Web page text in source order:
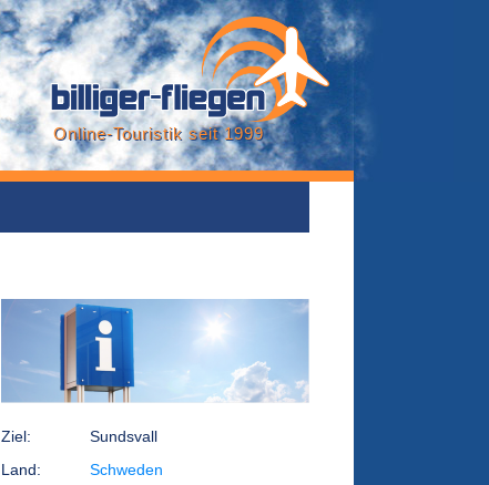
Online-Touristik seit 1999
Ziel:
Land:
Sundsvall
Schweden